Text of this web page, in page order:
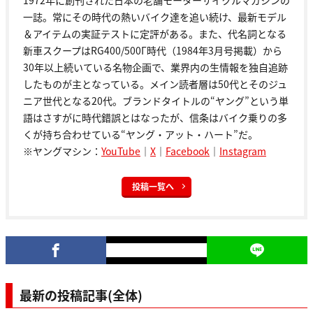
一誌。常にその時代の熱いバイク達を追い続け、最新モデル
＆アイテムの実証テストに定評がある。また、代名詞となる
新車スクープはRG400/500Γ時代（1984年3月号掲載）から
30年以上続いている名物企画で、業界内の生情報を独自追跡
したものが主となっている。メイン読者層は50代とそのジュ
ニア世代となる20代。ブランドタイトルの“ヤング”という単
語はさすがに時代錯誤とはなったが、信条はバイク乗りの多
くが持ち合わせている“ヤング・アット・ハート”だ。
※ヤングマシン： YouTube ｜ X ｜ Facebook ｜ Instagram
投稿一覧へ
最新の投稿記事(全体)